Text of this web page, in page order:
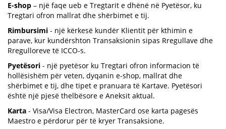
E-shop – një faqe ueb e Tregtarit e dhënë në Pyetësor, ku
Tregtari ofron mallrat dhe shërbimet e tij.
Rimbursimi - një kërkesë kundër Klientit për kthimin e
parave, kur kundërshton Transaksionin sipas Rregullave dhe
Rregulloreve të ICCO-s.
Pyetësori - një pyetësor ku Tregtari ofron informacion të
hollësishëm për veten, dyqanin e-shop, mallrat dhe
shërbimet e tij, dhe tipet e pranuara të Kartave. Pyetësori
është një pjesë thelbësore e Aneksit aktual.
Karta - Visa/Visa Electron, MasterCard ose karta pagesës
Maestro e përdorur për të kryer Transaksione.